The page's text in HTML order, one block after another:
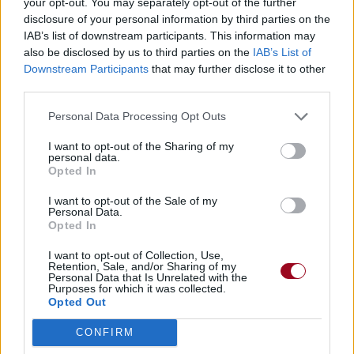
disclosure of your personal information by third parties on the
IAB’s list of downstream participants. This information may
also be disclosed by us to third parties on the IAB’s List of
Downstream Participants that may further disclose it to other
Personal Data Processing Opt Outs
I want to opt-out of the Sharing of my
personal data.
Opted In
I want to opt-out of the Sale of my
Personal Data.
Opted In
I want to opt-out of Collection, Use,
Retention, Sale, and/or Sharing of my
Personal Data that Is Unrelated with the
Purposes for which it was collected.
Opted Out
CONFIRM